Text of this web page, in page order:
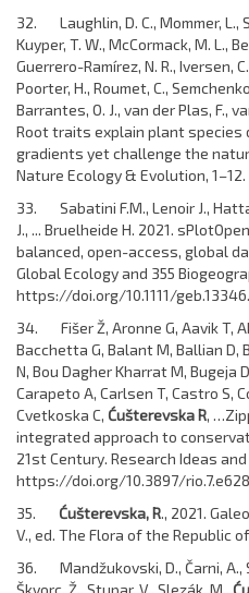
32. Laughlin, D. C., Mommer, L.,
Kuyper, T. W., McCormack, M. L.,
Guerrero-Ramírez, N. R., Iversen,
Poorter, H., Roumet, C.,
Barrantes, O. J., van der Plas, F.,
Root traits explain plant
gradients yet challenge the
Nature Ecology & Evolution, 1–12.
33. Sabatini F.M., Lenoir J.,
J., ... Bruelheide H. 2021.
balanced, open-access, global
Global Ecology and 355
https://doi.org/10.1111/geb.13346.
34. Fišer Ž, Aronne G, Aavik T,
Bacchetta G, Balant M, Ballian D,
N, Bou Dagher Kharrat M, Bugeja
Carapeto A, Carlsen T, Castro S,
Cvetkoska C, Ćušterevska R,
integrated approach to
21st Century. Research Ideas
https://doi.org/10.3897/
35. Ćušterevska, R., 2021.
V., ed. The Flora of the Republic
36. Mandžukovski, D., Čarni, A.,
Škvorc, Ž., Stupar, V., Slezák, M.,